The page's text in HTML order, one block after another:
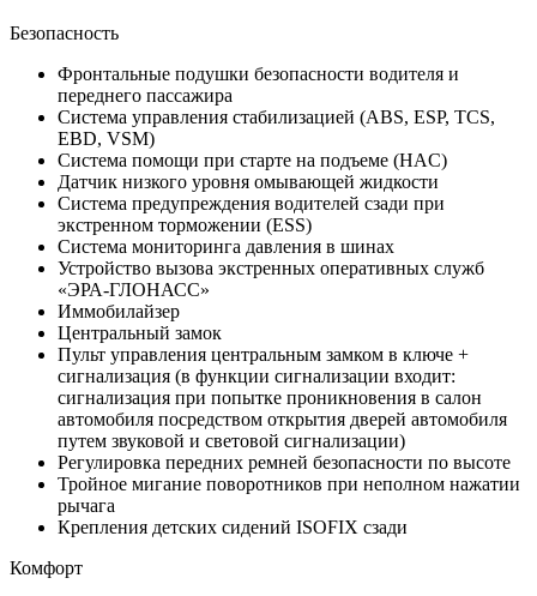
Безопасность
Фронтальные подушки безопасности водителя и
переднего пассажира
Система управления стабилизацией (ABS, ESP, TCS,
EBD, VSM)
Система помощи при старте на подъеме (HAC)
Датчик низкого уровня омывающей жидкости
Система предупреждения водителей сзади при
экстренном торможении (ESS)
Система мониторинга давления в шинах
Устройство вызова экстренных оперативных служб
«ЭРА-ГЛОНАСС»
Иммобилайзер
Центральный замок
Пульт управления центральным замком в ключе +
сигнализация (в функции сигнализации входит:
сигнализация при попытке проникновения в салон
автомобиля посредством открытия дверей автомобиля
путем звуковой и световой сигнализации)
Регулировка передних ремней безопасности по высоте
Тройное мигание поворотников при неполном нажатии
рычага
Крепления детских сидений ISOFIX сзади
Комфорт